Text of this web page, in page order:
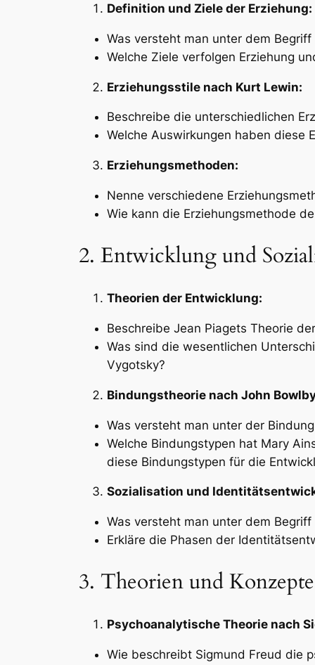
Definition und Ziele der Erziehung:
Was versteht man unter dem Begriff
Welche Ziele verfolgen Erziehung
Erziehungsstile nach Kurt Lewin:
Beschreibe die unterschiedlichen
Welche Auswirkungen haben diese
Erziehungsmethoden:
Nenne verschiedene
Wie kann die Erziehungsmethode
2. Entwicklung und
Theorien der Entwicklung:
Beschreibe Jean Piagets Theorie
Was sind die wesentlichen
Vygotsky?
Bindungstheorie nach John
Was versteht man unter der
Welche Bindungstypen hat Mary
diese Bindungstypen für die
Sozialisation und
Was versteht man unter dem
Erkläre die Phasen der
3. Theorien und
Psychoanalytische Theorie nach
Wie beschreibt Sigmund Freud die